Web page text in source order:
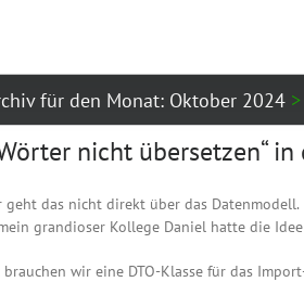
für den Monat: Oktober 2024
nicht übersetzen“
geht das nicht direkt über das Datenmodell.
grandioser Kollege Daniel hatte die
brauchen wir eine DTO-Klasse für das